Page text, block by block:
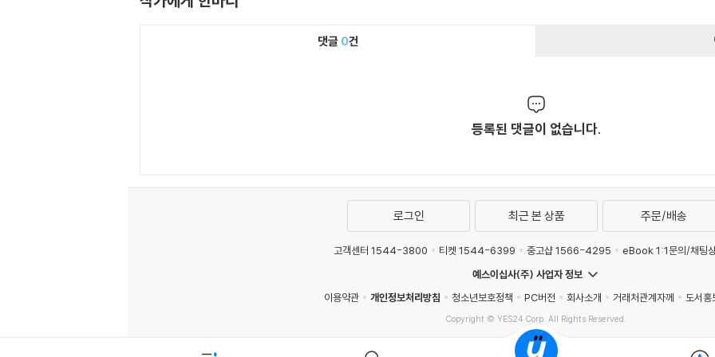
댓글 0건
등록된 댓글이 없습니다.
로그인 최근 본 상품 주문/배송
고객센터 1544-3800 티켓 1544-6399 중고샵 1566-4295
eBook 1:1문의/채팅
예스이십사(주) 사업자 정보
이용약관
개인정보처리방침 청소년보호정책 PC버전 회사소개 거래처관계자께 도서홍
Copyright © YES24 Corp. All Rights Reserved.